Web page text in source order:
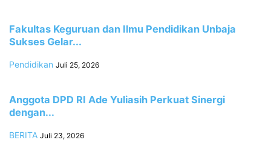
Fakultas Keguruan dan Ilmu Pendidikan Unbaja
Sukses Gelar...
Pendidikan Juli 25, 2026
Anggota DPD RI Ade Yuliasih Perkuat Sinergi
dengan...
BERITA Juli 23, 2026